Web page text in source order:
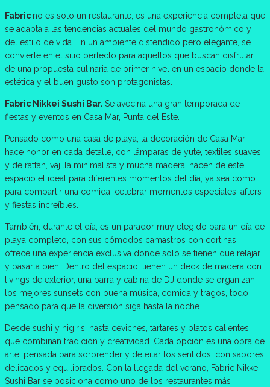
Fabric no es solo un restaurante, es una experiencia completa que
se adapta a las tendencias actuales del mundo gastronómico y
del estilo de vida. En un ambiente distendido pero elegante, se
convierte en el sitio perfecto para aquellos que buscan disfrutar
de una propuesta culinaria de primer nivel en un espacio donde la
estética y el buen gusto son protagonistas.
Fabric Nikkei Sushi Bar. Se avecina una gran temporada de
fiestas y eventos en Casa Mar, Punta del Este.
Pensado como una casa de playa, la decoración de Casa Mar
hace honor en cada detalle, con lámparas de yute, textiles suaves
y de rattan, vajilla minimalista y mucha madera, hacen de este
espacio el ideal para diferentes momentos del día, ya sea como
para compartir una comida, celebrar momentos especiales, afters
y fiestas increíbles.
También, durante el día, es un parador muy elegido para un día de
playa completo, con sus cómodos camastros con cortinas,
ofrece una experiencia exclusiva donde solo se tienen que relajar
y pasarla bien. Dentro del espacio, tienen un deck de madera con
livings de exterior, una barra y cabina de DJ donde se organizan
los mejores sunsets con buena música, comida y tragos, todo
pensado para que la diversión siga hasta la noche.
Desde sushi y nigiris, hasta ceviches, tartares y platos calientes
que combinan tradición y creatividad. Cada opción es una obra de
arte, pensada para sorprender y deleitar los sentidos, con sabores
delicados y equilibrados. Con la llegada del verano, Fabric Nikkei
Sushi Bar se posiciona como uno de los restaurantes más